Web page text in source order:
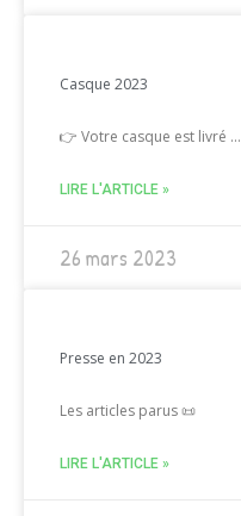
Casque 2023
👉 Votre casque est livré …
LIRE L'ARTICLE »
26 mars 2023
Presse en 2023
Les articles parus 📜
LIRE L'ARTICLE »